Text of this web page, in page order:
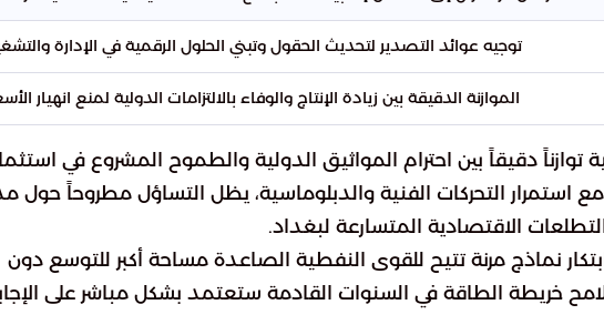
توجيه عوائد التصدير لتحديث الحقول وتبني الحلول الرقمية في الإدارة
الموازنة الدقيقة بين زيادة الإنتاج والوفاء بالالتزامات الدولية لمنع انهيار
توازناً دقيقاً بين احترام المواثيق الدولية والطموح المشروع في
استمرار التحركات الفنية والدبلوماسية، يظل التساؤل مطروحاً حول
الاقتصادية المتسارعة لبغداد.
نماذج مرنة تتيح للقوى النفطية الصاعدة مساحة أكبر للتوسع دون
خريطة الطاقة في السنوات القادمة ستعتمد بشكل مباشر على